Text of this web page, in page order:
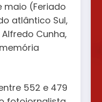
maio (Feriado
atlântico Sul,
Cunha,
552 e 479